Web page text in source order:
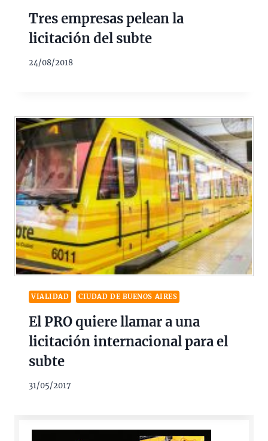
Tres empresas pelean la
licitación del subte
24/08/2018
VIALIDAD CIUDAD DE BUENOS AIRES
El PRO quiere llamar a una
licitación internacional para el
subte
31/05/2017